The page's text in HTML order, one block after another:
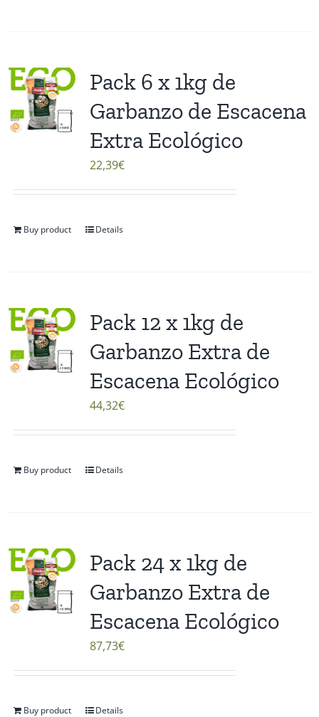
Pack 6 x 1kg de
Garbanzo de Escacena
Extra Ecológico
22,39€
Buy product Details
Pack 12 x 1kg de
Garbanzo Extra de
Escacena Ecológico
44,32€
Buy product Details
Pack 24 x 1kg de
Garbanzo Extra de
Escacena Ecológico
87,73€
Buy product Details